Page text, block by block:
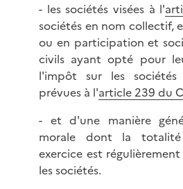
- les sociétés visées à l'
sociétés en nom collectif,
ou en participation et
civils ayant opté pour
l'impôt sur les
prévues à l'article 239 du
- et d'une manière
morale dont la
exercice est
les sociétés.